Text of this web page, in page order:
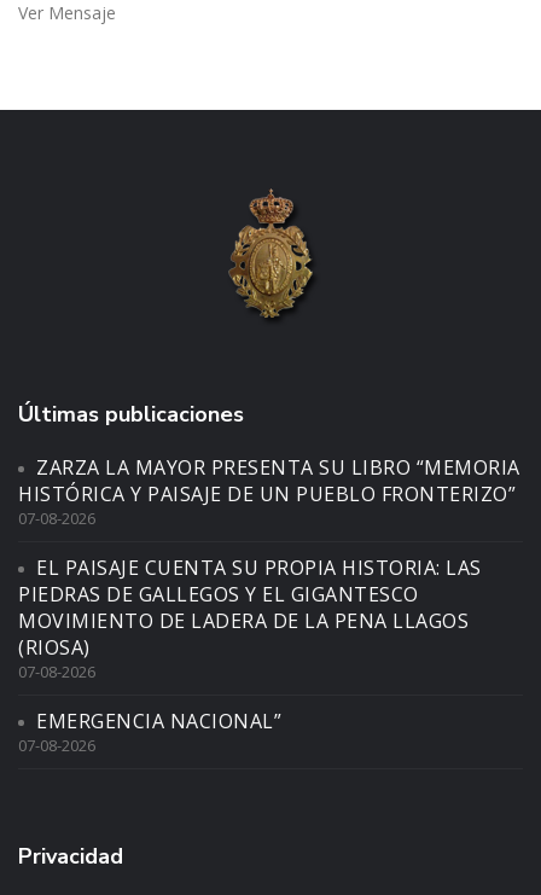
Ver Mensaje
Últimas publicaciones
ZARZA LA MAYOR PRESENTA SU LIBRO “MEMORIA
HISTÓRICA Y PAISAJE DE UN PUEBLO FRONTERIZO”
07-08-2026
EL PAISAJE CUENTA SU PROPIA HISTORIA: LAS
PIEDRAS DE GALLEGOS Y EL GIGANTESCO
MOVIMIENTO DE LADERA DE LA PENA LLAGOS
(RIOSA)
07-08-2026
EMERGENCIA NACIONAL”
07-08-2026
Privacidad